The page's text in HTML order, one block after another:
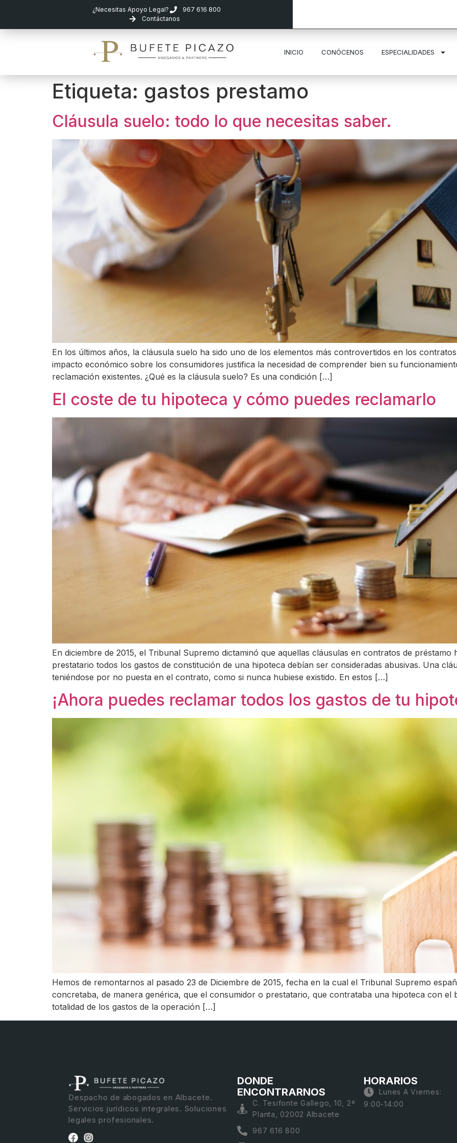
¿Necesitas Apoyo Legal?
967 616 800
Contáctanos
INICIO CONÓCENOS ESPECIALIDADES
Etiqueta: gastos prestamo
Cláusula suelo: todo lo que necesitas saber.
En los últimos años, la cláusula suelo ha sido uno de los elementos más controvertidos en los
impacto económico sobre los consumidores justifica la necesidad de comprender bien su
reclamación existentes. ¿Qué es la cláusula suelo? Es una condición […]
El coste de tu hipoteca y cómo puedes reclamarlo
En diciembre de 2015, el Tribunal Supremo dictaminó que aquellas cláusulas en contratos de
prestatario todos los gastos de constitución de una hipoteca debían ser consideradas abusivas. Una
teniéndose por no puesta en el contrato, como si nunca hubiese existido. En estos […]
¡Ahora puedes reclamar todos los gastos de tu
Hemos de remontarnos al pasado 23 de Diciembre de 2015, fecha en la cual el Tribunal Supremo
concretaba, de manera genérica, que el consumidor o prestatario, que contrataba una hipoteca con
totalidad de los gastos de la operación […]
Despacho de abogados en Albacete.
Servicios jurídicos integrales. Soluciones
legales profesionales.
DONDE
ENCONTRARNOS
C. Tesifonte Gallego, 10, 2ª
Planta, 02002 Albacete
967 616 800
HORARIOS
Lunes A Viernes:
9:00-14:00